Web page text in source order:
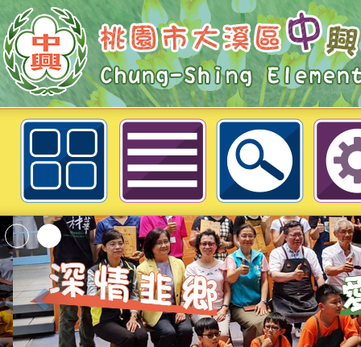
為本府社會局訂於本(111)年3月舉
女節系列活動」一案，鼓勵貴校所
參加，請查照。-桃園市大溪區中
「2026桃園市孔廟